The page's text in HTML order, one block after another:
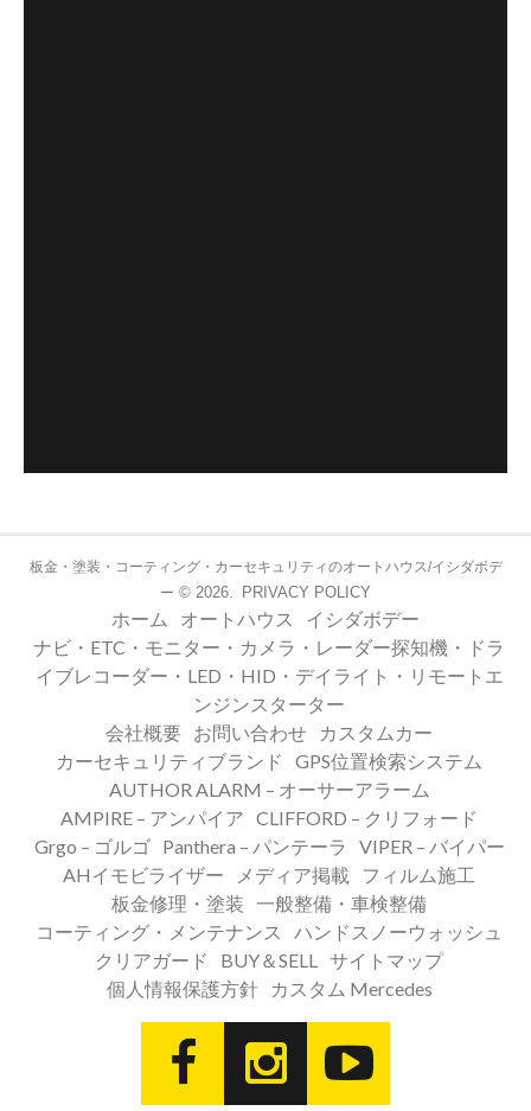
板金・塗装・コーティング・カーセキュリティのオートハウス/イシダボデ
ー © 2026. PRIVACY POLICY
ホーム オートハウス
イシダボデー
ナビ・ETC・モニター・カメラ・レーダー探知機・ドラ
イブレコーダー・LED・HID・デイライト・リモートエ
ンジンスターター
会社概要
お問い合わせ
カスタムカー
カーセキュリティブランド
GPS位置検索システム
AUTHOR ALARM – オーサーアラーム
AMPIRE – アンパイア CLIFFORD – クリフォード
Grgo – ゴルゴ
Panthera – パンテーラ
VIPER – バイパー
AHイモビライザー
メディア掲載
フィルム施工
板金修理・塗装 一般整備・車検整備
コーティング・メンテナンス
ハンドスノーウォッシュ
クリアガード
BUY＆SELL
サイトマップ
個人情報保護方針
カスタム Mercedes